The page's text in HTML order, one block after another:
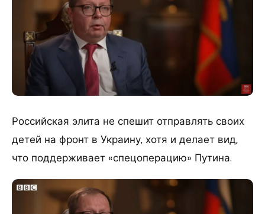
​Российская элита не спешит отправлять своих
детей на фронт в Украину, хотя и делает вид,
что поддерживает «спецоперацию» Путина.